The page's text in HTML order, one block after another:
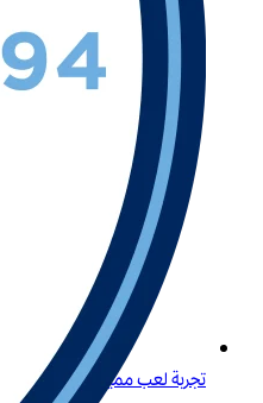
تجربة لعب مميزة لكبار